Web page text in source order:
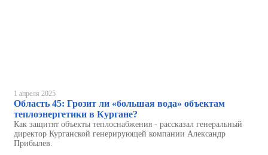
1 апреля 2025
Область 45: Грозит ли «большая вода» объектам
теплоэнергетики в Кургане?
Как защитят объекты теплоснабжения - рассказал генеральный
директор Курганской генерирующей компании Александр
Прибылев.